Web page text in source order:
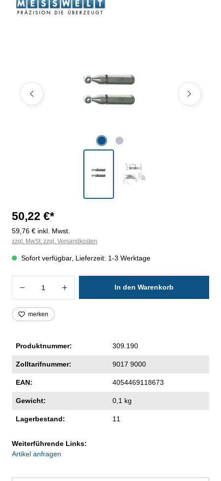
50,22 €*
59,76 € inkl. Mwst.
zzgl. MwSt. zzgl. Versandkosten
Sofort verfügbar, Lieferzeit: 1-3 Werktage
Produkt Anzahl: Gib den gewünschten
In den Warenkorb
merken
Produktnummer: 309.190
Zolltarifnummer: 9017 9000
EAN: 4054469118673
Gewicht: 0,1 kg
Lagerbestand: 11
Weiterführende Links:
Artikel anfragen